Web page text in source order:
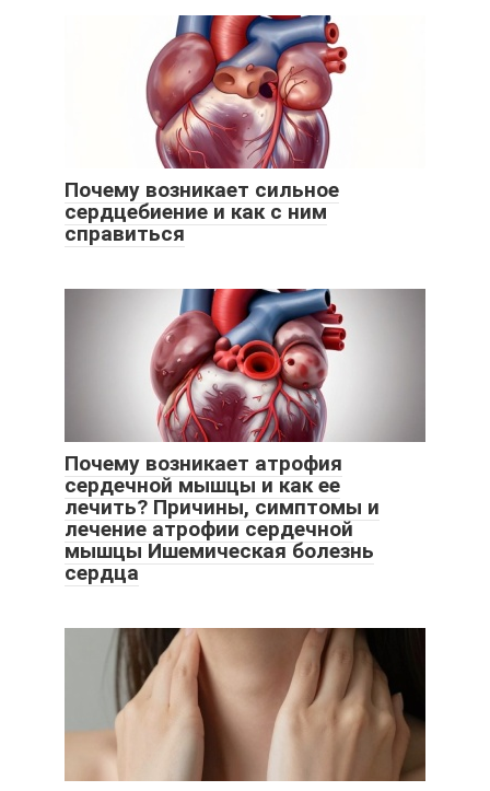
Почему возникает сильное
сердцебиение и как с ним
справиться
Почему возникает атрофия
сердечной мышцы и как ее
лечить? Причины, симптомы и
лечение атрофии сердечной
мышцы Ишемическая болезнь
сердца